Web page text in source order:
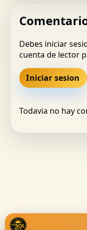
Debes iniciar
cuenta de lector
Iniciar sesion
Todavia no hay